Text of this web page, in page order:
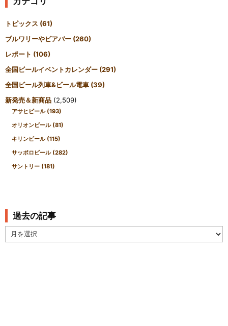
トピックス (61)
ブルワリーやビアバー (260)
レポート (106)
全国ビールイベントカレンダー (291)
全国ビール列車&ビール電車 (39)
新発売＆新商品 (2,509)
アサヒビール (193)
オリオンビール (81)
キリンビール (115)
サッポロビール (282)
サントリー (181)
過去の記事
去